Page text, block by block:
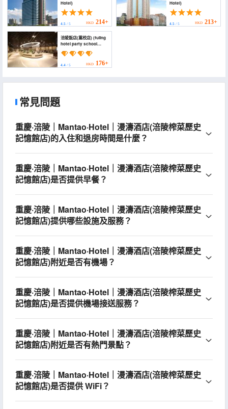
Hotel)
4.5 / 5 HKD 214+
Hotel)
4.5/ 5 HKD 213+
涪陵飯店(黨校店) (fuling
hotel party school
store)
4.4 / 5 HKD 176+
常見問題
重慶·涪陵｜Mantao·Hotel｜漫濤酒店(涪陵榨菜歷史
記憶館店)的入住和退房時間是什麼？
重慶·涪陵｜Mantao·Hotel｜漫濤酒店(涪陵榨菜歷史
記憶館店)是否提供早餐？
重慶·涪陵｜Mantao·Hotel｜漫濤酒店(涪陵榨菜歷史
記憶館店)提供哪些設施及服務？
重慶·涪陵｜Mantao·Hotel｜漫濤酒店(涪陵榨菜歷史
記憶館店)附近是否有機場？
重慶·涪陵｜Mantao·Hotel｜漫濤酒店(涪陵榨菜歷史
記憶館店)是否提供機場接送服務？
重慶·涪陵｜Mantao·Hotel｜漫濤酒店(涪陵榨菜歷史
記憶館店)附近是否有熱門景點？
重慶·涪陵｜Mantao·Hotel｜漫濤酒店(涪陵榨菜歷史
記憶館店)是否提供 WiFi？